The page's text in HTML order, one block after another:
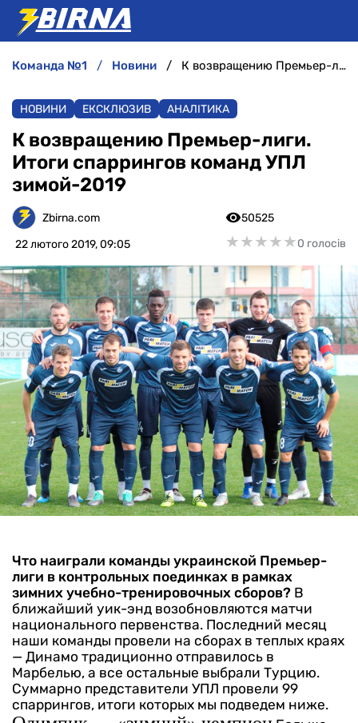
АНАЛІТИКА
ІНТЕРВ'Ю
РІЗНЕ
команда №1 новини К возвращению Премьер-лиги. Итоги спаррингов команд УПЛ зимой-2019
НОВИНИ ЕКСКЛЮЗИВ АНАЛІТИКА
К возвращению Премьер-лиги.
Итоги спаррингов команд УПЛ
зимой-2019
Zbirna.com
22 лютого 2019, 09:05
50525
★★★★★
★★★★★0 голосів
Что наиграли команды украинской Премьер-
лиги в контрольных поединках в рамках
зимних учебно-тренировочных сборов? В
ближайший уик-энд возобновляются матчи
национального первенства. Последний месяц
наши команды провели на сборах в теплых краях
— Динамо традиционно отправилось в
Марбелью, а все остальные выбрали Турцию.
Суммарно представители УПЛ провели 99
спаррингов, итоги которых мы подведем ниже.